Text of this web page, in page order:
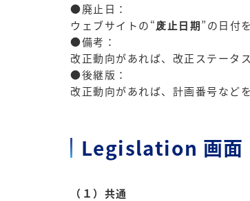
●廃止日：
ウェブサイトの“废止日期”の日付
●備考：
改正動向があれば、改正ステータ
●後継版：
改正動向があれば、計画番号など
Legislation 画面
（１）共通